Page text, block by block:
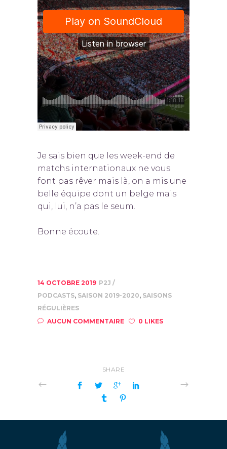
Je sais bien que les week-end de
matchs internationaux ne vous
font pas rêver mais là, on a mis une
belle équipe dont un belge mais
qui, lui, n’a pas le seum.
Bonne écoute.
14 OCTOBRE 2019 P2J
PODCASTS, SAISON 2019-2020, SAISONS
RÉGULIÈRES
AUCUN COMMENTAIRE
0 LIKES
SHARE